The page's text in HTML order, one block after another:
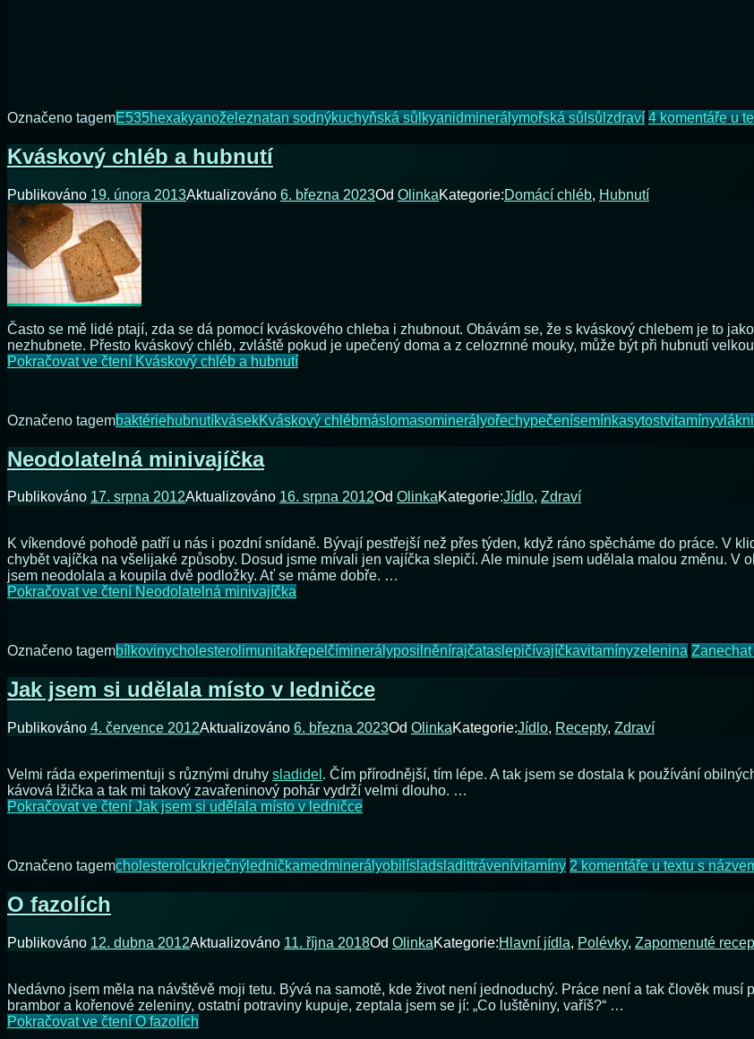
Označeno tagemE535hexakyanoželeznatan sodnýkuchyňská sůlkyanidminerálymořská sůlsůlzdraví 4 komentářeu
Kváskový chléb a hubnutí
Publikováno 19. února 2013Aktualizováno 6. března 2023Od OlinkaKategorie:Domácí chléb, Hubnutí
Často se mě lidé ptají, zda se dá pomocí kváskového chleba i zhubnout. Obávám se, že s kváskový chlebem je to
nezhubnete. Přesto kváskový chléb, zvláště pokud je upečený doma a z celozrnné mouky, může být při hubnutí
Pokračovat ve čteníKváskový chléb a hubnutí
Označeno tagembaktériehubnutíkvásekKváskový chlébmáslomasominerályořechypečenísemínkasytostvitamíny
Neodolatelná minivajíčka
Publikováno 17. srpna 2012Aktualizováno 16. srpna 2012Od OlinkaKategorie:Jídlo, Zdraví
K víkendové pohodě patří u nás i pozdní snídaně. Bývají pestřejší než přes týden, když ráno spěcháme do práce. V
chybět vajíčka na všelijaké způsoby. Dosud jsme mívali jen vajíčka slepičí. Ale minule jsem udělala malou změnu. V
jsem neodolala a koupila dvě podložky. Ať se máme dobře. …
Pokračovat ve čteníNeodolatelná minivajíčka
Označeno tagembílkovinycholesterolimunitakřepelčíminerályposilněnírajčataslepičívajíčkavitamínyzelenina
Jak jsem si udělala místo v ledničce
Publikováno 4. července 2012Aktualizováno 6. března 2023Od OlinkaKategorie:Jídlo, Recepty, Zdraví
Velmi ráda experimentuji s různými druhy sladidel . Čím přírodnější, tím lépe. A tak jsem se dostala k používání
kávová lžička a tak mi takový zavařeninový pohár vydrží velmi dlouho. …
Pokračovat ve čteníJak jsem si udělala místo v ledničce
Označeno tagemcholesterolcukrječnýledničkamedminerályobilísladsladittrávenívitamíny 2 komentářeu textu s
O fazolích
Publikováno 12. dubna 2012Aktualizováno 11. října 2018Od OlinkaKategorie:Hlavní jídla, Polévky, Zapomenuté
Nedávno jsem měla na návštěvě moji tetu. Bývá na samotě, kde život není jednoduchý. Práce není a tak člověk
brambor a kořenové zeleniny, ostatní potraviny kupuje, zeptala jsem se jí: „Co luštěniny, vaříš?“ …
Pokračovat ve čteníO fazolích